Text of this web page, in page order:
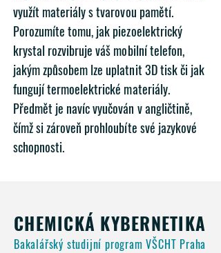
využít materiály s tvarovou pamětí.
Porozumíte tomu, jak piezoelektrický
krystal rozvibruje váš mobilní telefon,
jakým způsobem lze uplatnit 3D tisk či jak
fungují termoelektrické materiály.
Předmět je navíc vyučován v angličtině,
čímž si zároveň prohloubíte své jazykové
schopnosti.
CHEMICKÁ KYBERNETIKA
Bakalářský studijní program VŠCHT Praha